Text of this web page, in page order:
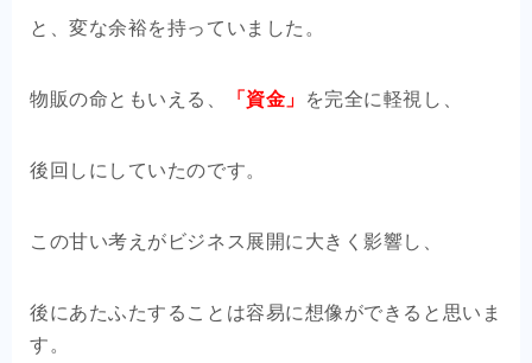
と、変な余裕を持っていました。
物販の命ともいえる、 「資金」 を完全に軽視し、
後回しにしていたのです。
この甘い考えがビジネス展開に大きく影響し、
後にあたふたすることは容易に想像ができると思いま
す。